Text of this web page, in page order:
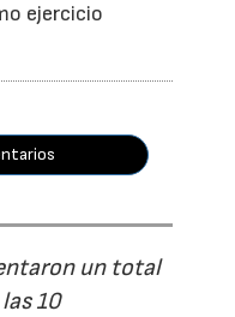
ejercicio
un total
10